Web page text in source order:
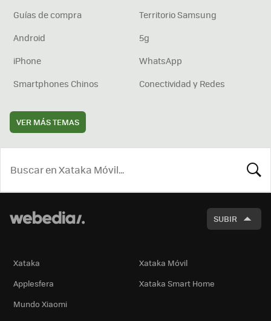
Guías de compra
Territorio Samsung
Android
5g
iPhone
WhatsApp
Smartphones Chinos
Conectividad y Redes
VER MÁS TEMAS
SUBIR
Xataka
Xataka Móvil
Applesfera
Xataka Smart Home
Mundo Xiaomi